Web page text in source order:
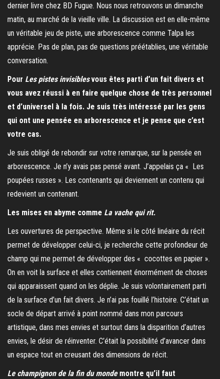
dernier livre chez BD Fugue. Nous nous retrouvons un dimanche
matin, au marché de la vieille ville. La discussion est en elle-même
un véritable jeu de piste, une arborescence comme Talpa les
apprécie. Pas de plan, pas de questions préétablies, une véritable
conversation.
Pour Les pistes invisiblesvous êtes parti d’un fait divers et
vous avez réussi à en faire quelque chose de très personnel
et d’universel à la fois. Je suis très intéressé par les gens
qui ont une pensée en arborescence et je pense que c’est
votre cas.
Je suis obligé de rebondir sur votre remarque, sur la pensée en
arborescence. Je n’y avais pas pensé avant. J’appelais ça « Les
poupées russes ». Les contenants qui deviennent un contenu qui
redevient un contenant.
Les mises en abyme comme La vache qui rit.
Les ouvertures de perspective. Même si le côté linéaire du récit
permet de développer celui-ci, je recherche cette profondeur de
champ qui me permet de développer des « cocottes en papier ».
On en voit la surface et elles contiennent énormément de choses
qui apparaissent quand on les déplie. Je suis volontairement parti
de la surface d’un fait divers. Je n’ai pas fouillé l’histoire. C’était un
socle de départ arrivé à point nommé dans mon parcours
artistique, dans mes envies et surtout dans la disparition d’autres
envies, le désir de réinventer. C’était la possibilité d’avancer dans
un espace tout en creusant des dimensions de récit.
Le champignon de la fin du mondemontre qu’il faut